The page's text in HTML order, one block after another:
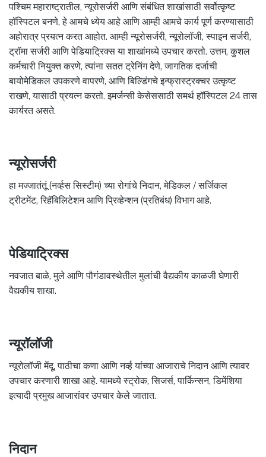
पश्चिम महाराष्ट्रातील, न्यूरोसर्जरी आणि संबंधित शाखांसाठी सर्वोत्कृष्ट
हॉस्पिटल बनणे, हे आमचे ध्येय आहे आणि आम्ही आमचे कार्य पूर्ण करण्यासाठी
अहोरात्र प्रयत्न करत आहोत. आम्ही न्यूरोसर्जरी, न्यूरोलॉजी, स्पाइन सर्जरी,
ट्रॉमा सर्जरी आणि पेडियाट्रिक्स या शाखांमध्ये उपचार करतो. उत्तम, कुशल
कर्मचारी नियुक्त करणे, त्यांना सतत ट्रेनिंग देणे, जागतिक दर्जाची
बायोमेडिकल उपकरणे वापरणे, आणि बिल्डिंगचे इन्फ्रास्ट्रक्चर उत्कृष्ट
राखणे, यासाठी प्रयत्न करतो. इमर्जन्सी केसेससाठी समर्थ हॉस्पिटल 24 तास
कार्यरत असते.
न्यूरोसर्जरी
हा मज्जातंतूं (नर्व्हस सिस्टीम) च्या रोगांचे निदान, मेडिकल / सर्जिकल
ट्रीटमेंट, रिहॅबिलिटेशन आणि प्रिव्हेन्शन (प्रतिबंध) विभाग आहे.
पेडियाट्रिक्स
नवजात बाळे, मुले आणि पौगंडावस्थेतील मुलांची वैद्यकीय काळजी घेणारी
वैद्यकीय शाखा.
न्यूरॉलॉजी
न्यूरोलॉजी मेंदू, पाठीचा कणा आणि नर्व्ह यांच्या आजाराचे निदान आणि त्यावर
उपचार करणारी शाखा आहे. यामध्ये स्ट्रोक, सिजर्स, पार्किन्सन, डिमेंशिया
इत्यादी प्रमुख आजारांवर उपचार केले जातात.
निदान